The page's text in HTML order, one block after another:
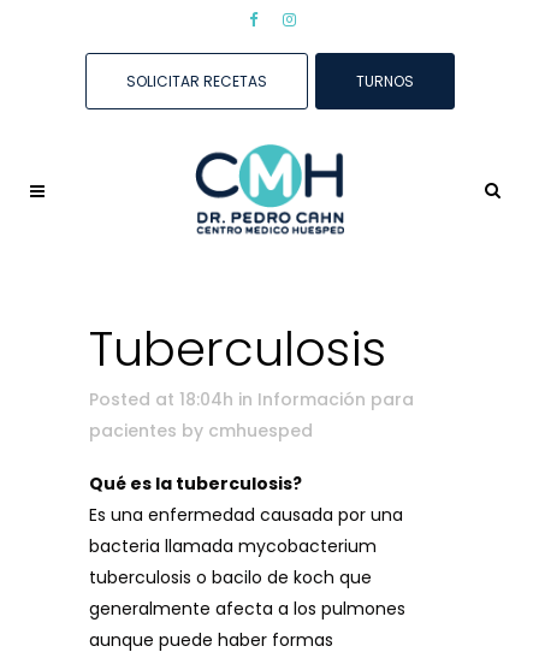
SOLICITAR RECETAS TURNOS
Tuberculosis
Posted at 18:04h in Información para
pacientes by cmhuesped
Qué es la tuberculosis?
Es una enfermedad causada por una
bacteria llamada mycobacterium
tuberculosis o bacilo de koch que
generalmente afecta a los pulmones
aunque puede haber formas